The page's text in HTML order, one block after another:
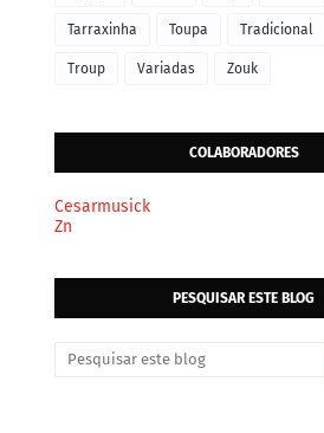
Tarraxinha Toupa Tradicional
Troup Variadas Zouk
COLABORADORES
Cesarmusick
Zn
PESQUISAR ESTE BLOG